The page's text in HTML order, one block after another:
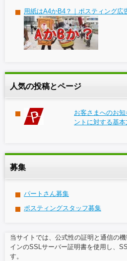
用紙はA4かB4？｜ポスティング広
人気の投稿とページ
お客さまへのお
ントに対する基本
募集
パートさん募集
ポスティングスタッフ募集
当サイトでは、公式性の証明と通信の
インのSSLサーバー証明書を使用し、
す。